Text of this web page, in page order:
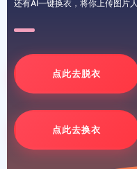
还有AI一键换衣，将你上传图片
点此去脱衣
点此去换衣